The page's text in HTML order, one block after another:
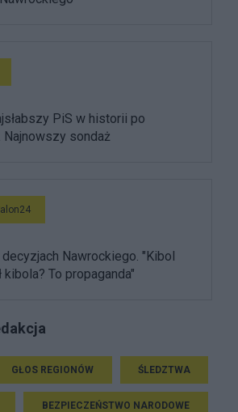
PiS w historii po
Najnowszy sondaż
decyzjach Nawrockiego. "Kibol
kibola? To propaganda"
GŁOS REGIONÓW ŚLEDZTWA
BEZPIECZEŃSTWO NARODOWE